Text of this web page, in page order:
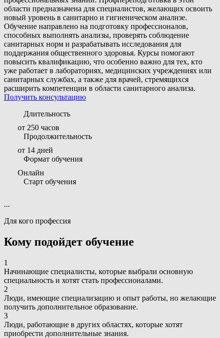
области предназначена для специалистов, желающих освоить
новый уровень в санитарно и гигиеническом анализе.
Обучение направлено на подготовку профессионалов,
способных выполнять анализы, проверять соблюдение
санитарных норм и разрабатывать исследования для
поддержания общественного здоровья. Курсы помогают
повысить квалификацию, что особенно важно для тех, кто
уже работает в лабораториях, медицинских учреждениях или
санитарных службах, а также для врачей, стремящихся
расширить компетенции в области санитарного анализа.
Получить консультацию
Длительность
от 250 часов
Продолжительность
от 14 дней
Формат обучения
Онлайн
Старт обучения
...
Для кого профессия
Кому подойдет обучение
1
Начинающие специалисты, которые выбрали основную
специальность и хотят стать профессионалами.
2
Люди, имеющие специализацию и опыт работы, но желающие
получить дополнительное образование.
3
Люди, работающие в других областях, которые хотят
приобрести дополнительные знания.